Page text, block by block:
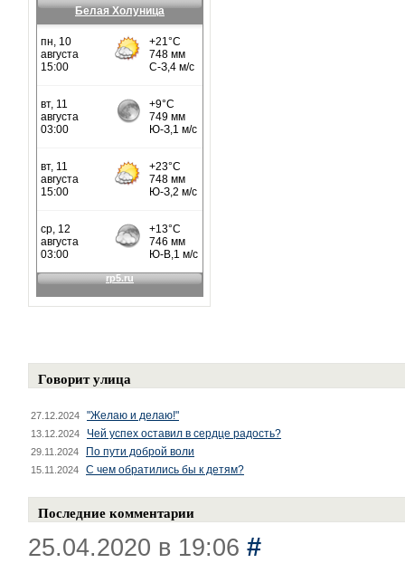
Белая Холуница
Говорит улица
27.12.2024 "Желаю и делаю!"
13.12.2024 Чей успех оставил в сердце радость?
29.11.2024 По пути доброй воли
15.11.2024 С чем обратились бы к детям?
Последние комментарии
25.04.2020 в 19:06 #